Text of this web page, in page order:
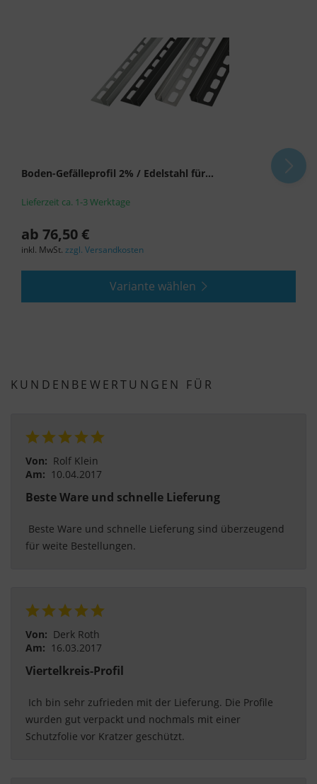
Boden-Gefälleprofil 2% / Edelstahl für...
Lieferzeit ca. 1-3 Werktage
ab 76,50 €
inkl. MwSt. zzgl. Versandkosten
Variante wählen
KUNDENBEWERTUNGEN FÜR
Von: Rolf Klein
Am: 10.04.2017
Beste Ware und schnelle Lieferung
für weite Bestellungen.
Von: Derk Roth
Am: 16.03.2017
Viertelkreis-Profil
wurden gut verpackt und nochmals mit einer
Schutzfolie vor Kratzer geschützt.